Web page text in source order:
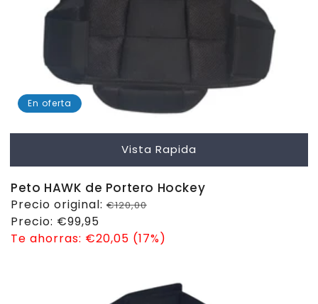
En oferta
Vista Rapida
Peto HAWK de Portero Hockey
Precio
habitual
Precio original: €120,00
Precio
de
Precio: €99,95
Te ahorras: €20,05 (17%)